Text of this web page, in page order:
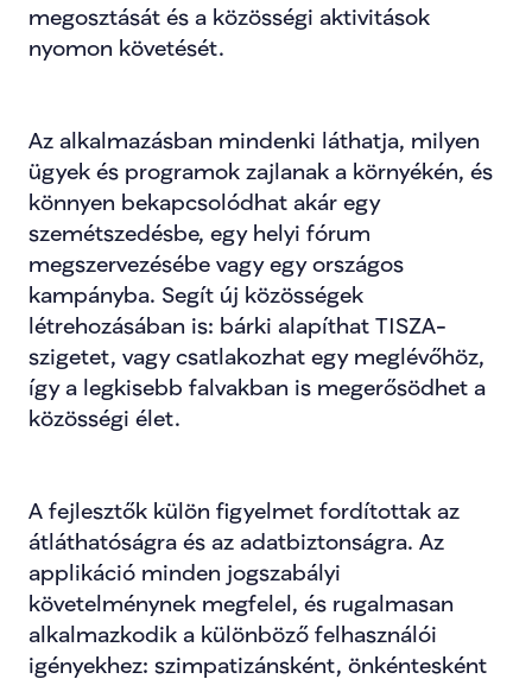
megosztását és a közösségi aktivitások
nyomon követését.
Az alkalmazásban mindenki láthatja, milyen
ügyek és programok zajlanak a környékén, és
könnyen bekapcsolódhat akár egy
szemétszedésbe, egy helyi fórum
megszervezésébe vagy egy országos
kampányba. Segít új közösségek
létrehozásában is: bárki alapíthat TISZA-
szigetet, vagy csatlakozhat egy meglévőhöz,
így a legkisebb falvakban is megerősödhet a
közösségi élet.
A fejlesztők külön figyelmet fordítottak az
átláthatóságra és az adatbiztonságra. Az
applikáció minden jogszabályi
követelménynek megfelel, és rugalmasan
alkalmazkodik a különböző felhasználói
igényekhez: szimpatizánsként, önkéntesként